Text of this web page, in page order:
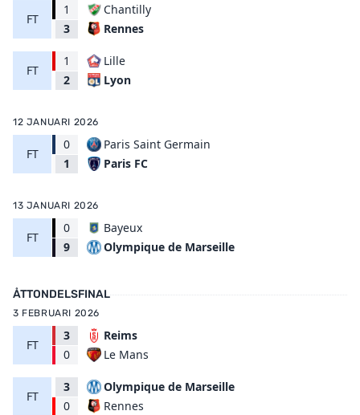
FT
1
3
Chantilly
Rennes
FT
1
2
Lille
Lyon
12 JANUARI 2026
FT
0
1
Paris Saint Germain
Paris FC
13 JANUARI 2026
FT
0
9
Bayeux
Olympique de Marseille
ÅTTONDELSFINAL
3 FEBRUARI 2026
FT
3
0
Reims
Le Mans
FT
3
0
Olympique de Marseille
Rennes